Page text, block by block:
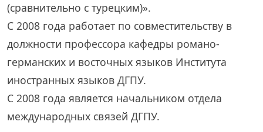
(сравнительно с турецким)».
С 2008 года работает по совместительству в
должности профессора кафедры романо-
германских и восточных языков Института
иностранных языков ДГПУ.
С 2008 года является начальником отдела
международных связей ДГПУ.